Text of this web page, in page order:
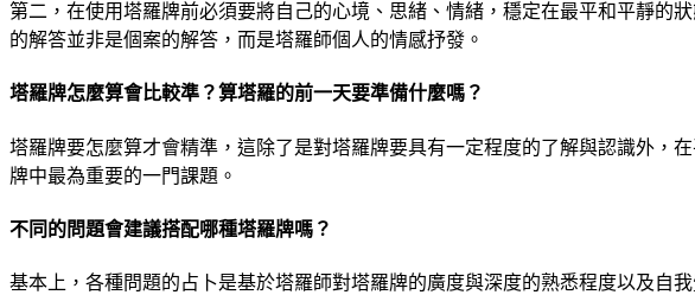
第二，在使用塔羅牌前必須要將自己的心境、思緒、情緒，穩定在最平和平靜的
的解答並非是個案的解答，而是塔羅師個人的情感抒發。
塔羅牌怎麼算會比較準？算塔羅的前一天要準備什麼嗎？
塔羅牌要怎麼算才會精準，這除了是對塔羅牌要具有一定程度的了解與認識外，
牌中最為重要的一門課題。
不同的問題會建議搭配哪種塔羅牌嗎？
基本上，各種問題的占卜是基於塔羅師對塔羅牌的廣度與深度的熟悉程度以及自